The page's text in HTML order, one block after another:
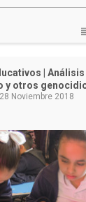
| Análisis
y otros
28 Noviembre 2018